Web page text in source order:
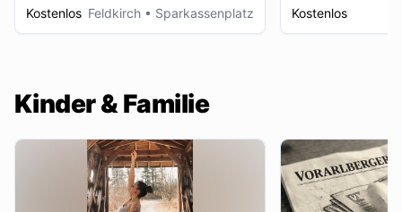
Kostenlos Feldkirch • Sparkassenplatz Kostenlos
Kinder & Familie